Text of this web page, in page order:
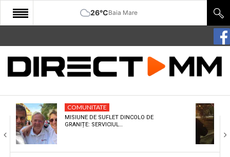
26°CBaia Mare
START
COMUNITATE
CULTURA
ECONOMIE
SANATATE
COMUNITATE
MISIUNE DE SUFLET DINCOLO DE
GRANIȚE: SERVICIUL…